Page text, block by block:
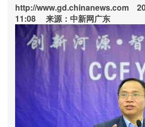
http://www.gd.chinanews.com
11:08 来源：中新网广东